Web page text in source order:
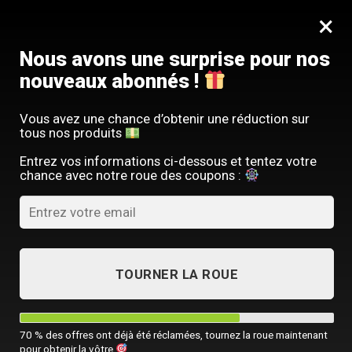
contenu
ACCUEIL / SAC À DOS LUXE
×
Nous avons une surprise pour nos
nouveaux abonnés !
Vous avez une chance d’obtenir une réduction sur
tous nos produits
Entrez vos informations ci-dessous et tentez votre
chance avec notre roue des coupons :
TOURNER LA ROUE
70 % des offres ont déjà été réclamées, tournez la roue maintenant
pour obtenir la vôtre